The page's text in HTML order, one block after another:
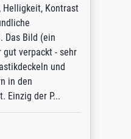
Kontrast
Bild (ein
- sehr
und
der P...